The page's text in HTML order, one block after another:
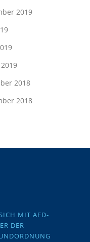
2019
2018
2018
MIT AFD-
DER